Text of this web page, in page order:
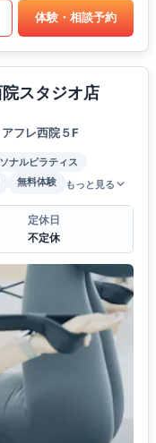
体験・相談予約
スタジオ店
フレ西院５F
ナルピラティス
無料体験 もっと見る
定休日
不定休